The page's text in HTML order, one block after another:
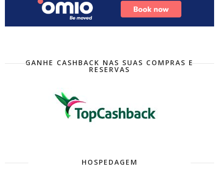
GANHE CASHBACK NAS SUAS COMPRAS E
RESERVAS
HOSPEDAGEM